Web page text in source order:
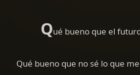
Qué bueno que el
Qué bueno que no sé lo que